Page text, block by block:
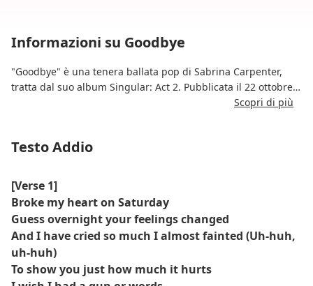
Informazioni su Goodbye
"Goodbye" è una tenera ballata pop di Sabrina Carpenter,
tratta dal suo album Singular: Act 2. Pubblicata il 22 ottobre
2021, la traccia esplora la complessità emotiva della
riflette sulla difficoltà di dire addio, riconoscendo al
La produzione è sobria, lasciando che la voce emotiva di
Sabrina sia al centro della scena, trasmettendo vulnerabilità,
desiderio e la natura agrodolce del lasciarsi andare. È una
canzone toccante, ideale per momenti di riflessione e di
addio.
Scopri di più
Testo Addio
[Verse 1]
Broke my heart on Saturday
Guess overnight your feelings changed
And I have cried so much I almost fainted (Uh-huh,
uh-huh)
To show you just how much it hurts